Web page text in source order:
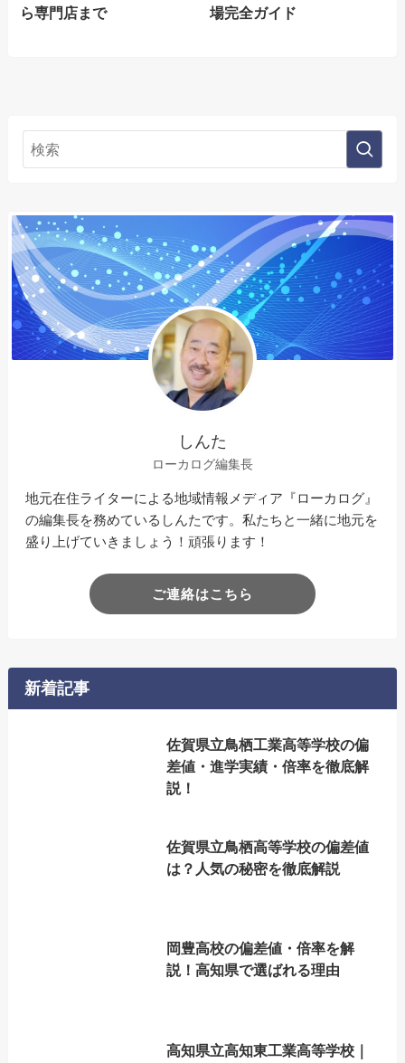
ら専門店まで
場完全ガイド
しんた
ローカログ編集長
地元在住ライターによる地域情報メディア『ローカログ』
の編集長を務めているしんたです。私たちと一緒に地元を
盛り上げていきましょう！頑張ります！
ご連絡はこちら
新着記事
佐賀県立鳥栖工業高等学校の偏
差値・進学実績・倍率を徹底解
説！
佐賀県立鳥栖高等学校の偏差値
は？人気の秘密を徹底解説
岡豊高校の偏差値・倍率を解
説！高知県で選ばれる理由
高知県立高知東工業高等学校｜